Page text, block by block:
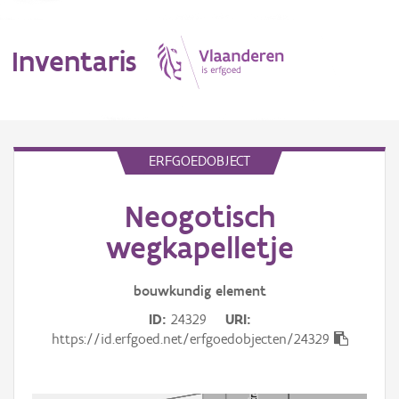
Inventaris
Aanduidingsobject
ERFGOEDOBJECT
Neogotisch
wegkapelletje
bouwkundig element
ID 24329
URI
https://id.erfgoed.net/erfgoedobjecten/24329